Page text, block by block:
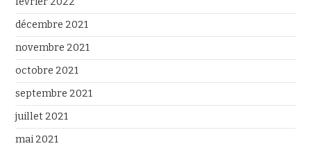
décembre 2021
novembre 2021
octobre 2021
septembre 2021
juillet 2021
mai 2021